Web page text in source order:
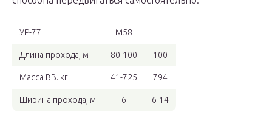
УР-77 М58
Длина прохода, м 80-100 100
Масса ВВ. кг 41-725 794
Ширина прохода, м 6 6-14